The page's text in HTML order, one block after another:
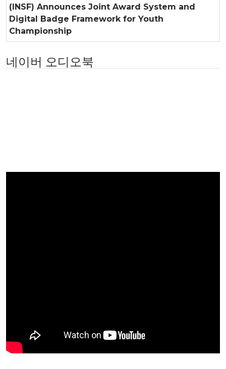
(INSF) Announces Joint Award System and
Digital Badge Framework for Youth
Championship
네이버 오디오북